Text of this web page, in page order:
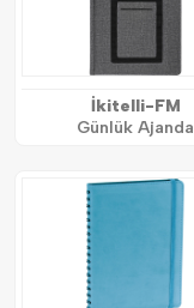
İkitelli-FM
Günlük Ajanda